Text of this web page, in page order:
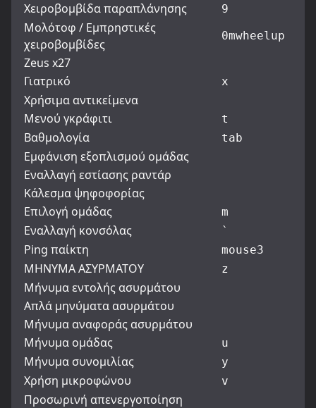
Χειροβομβίδα παραπλάνησης 9
Μολότοφ / Εμπρηστικές
χειροβομβίδες
0mwheelup
Zeus x27
Γιατρικό
x
Χρήσιμα αντικείμενα
Μενού γκράφιτι
t
Βαθμολογία tab
Εμφάνιση εξοπλισμού ομάδας
Εναλλαγή εστίασης ραντάρ
Κάλεσμα ψηφοφορίας
Επιλογή ομάδας
m
Εναλλαγή κονσόλας `
Ping παίκτη mouse3
ΜΗΝΥΜΑ ΑΣΥΡΜΑΤΟΥ z
Μήνυμα εντολής ασυρμάτου
Απλά μηνύματα ασυρμάτου
Μήνυμα αναφοράς ασυρμάτου
Μήνυμα ομάδας
u
Μήνυμα συνομιλίας y
Χρήση μικροφώνου v
Προσωρινή απενεργοποίηση